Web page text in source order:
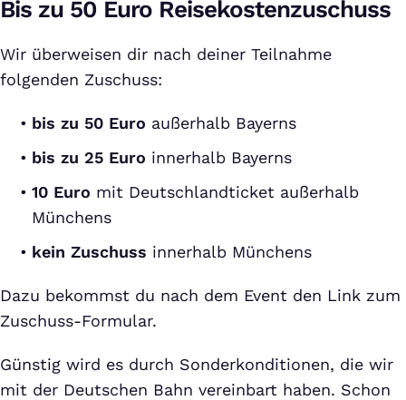
Bis zu 50 Euro Reisekostenzuschuss
Wir überweisen dir nach deiner Teilnahme
folgenden Zuschuss:
bis zu 50 Euro außerhalb Bayerns
bis zu 25 Euro innerhalb Bayerns
10 Euro mit Deutschlandticket außerhalb
Münchens
kein Zuschuss innerhalb Münchens
Dazu bekommst du nach dem Event den Link zum
Zuschuss-Formular.
Günstig wird es durch Sonderkonditionen, die wir
mit der Deutschen Bahn vereinbart haben. Schon